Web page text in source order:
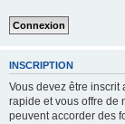
INSCRIPTION
Vous devez être inscrit
rapide et vous offre de
peuvent accorder des